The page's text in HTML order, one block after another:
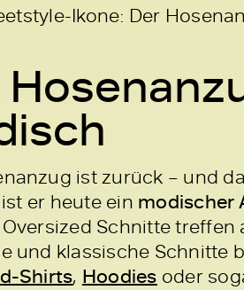
Ikone: Der
ist zurück – und
er heute ein modischer
Oversized Schnitte treffen
und klassische Schnitte
Shirts, Hoodies oder